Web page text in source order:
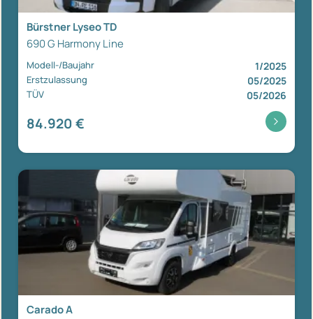
Bürstner Lyseo TD
690 G Harmony Line
Modell-/Baujahr 1/2025
Erstzulassung 05/2025
TÜV 05/2026
84.920 €
Carado A